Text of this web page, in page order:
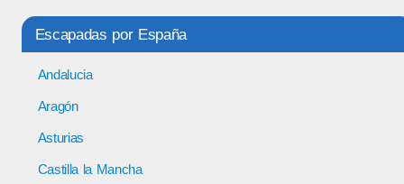
Escapadas por España
Andalucia
Aragón
Asturias
Castilla la Mancha